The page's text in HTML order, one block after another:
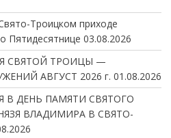
Троицком приходе
Пятидесятнице 03.08.2026
СВЯТОЙ ТРОИЦЫ —
АВГУСТ 2026 г. 01.08.2026
В ДЕНЬ ПАМЯТИ СВЯТОГО
ВЛАДИМИРА В СВЯТО-